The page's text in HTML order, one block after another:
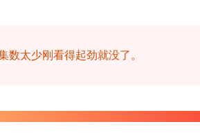
数太少刚看得起劲就没了。